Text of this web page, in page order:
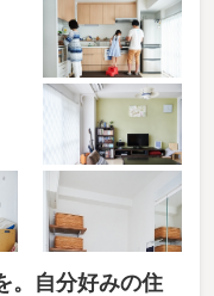
。自分好みの住